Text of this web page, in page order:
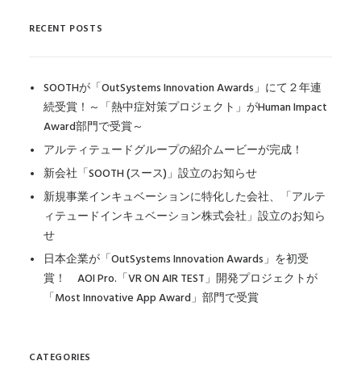
RECENT POSTS
SOOTHが「OutSystems Innovation Awards」にて２年連
続受賞！～「熱中症対策プロジェクト」がHuman Impact
Award部門で受賞～
アルティテュードグループの紹介ムービーが完成！
新会社「SOOTH (スース)」設立のお知らせ
新規事業インキュベーションに特化した会社、「アルテ
ィテュードインキュベーション株式会社」設立のお知ら
せ
日本企業が「OutSystems Innovation Awards」を初受
賞！ AOI Pro.「VR ON AIR TEST」開発プロジェクトが
「Most Innovative App Award」部門で受賞
CATEGORIES